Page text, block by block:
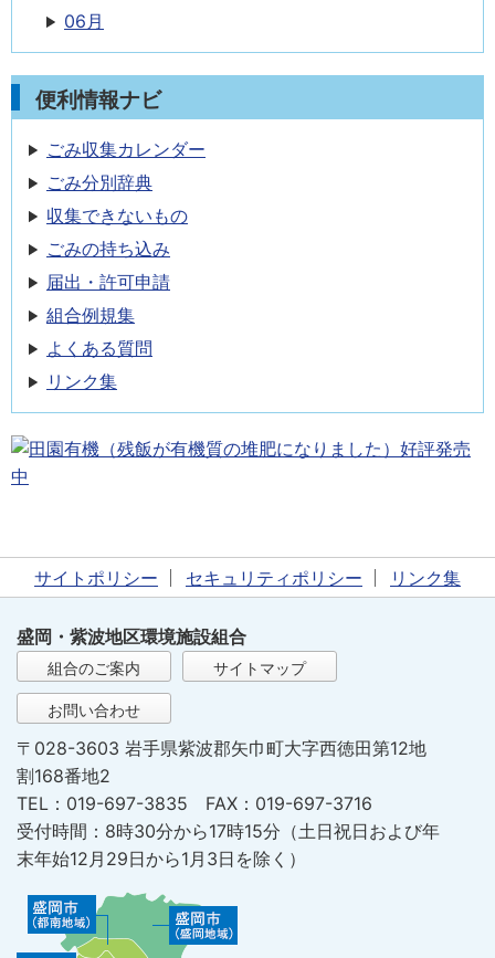
06月
便利情報ナビ
ごみ収集カレンダー
ごみ分別辞典
収集できないもの
ごみの持ち込み
届出・許可申請
組合例規集
よくある質問
リンク集
サイトポリシー セキュリティポリシー リンク集
盛岡・紫波地区環境施設組合
組合のご案内 サイトマップ
お問い合わせ
〒028-3603 岩手県紫波郡矢巾町大字西徳田第12地
割168番地2
TEL：019-697-3835 FAX：019-697-3716
受付時間：8時30分から17時15分（土日祝日および年
末年始12月29日から1月3日を除く）